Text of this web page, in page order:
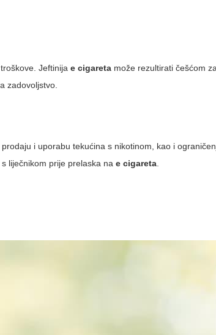
Jeftinijae cigareta može rezultirati češćom
zadovoljstvo.
i uporabu tekućina s nikotinom, kao i
liječnikom prije prelaska nae cigareta